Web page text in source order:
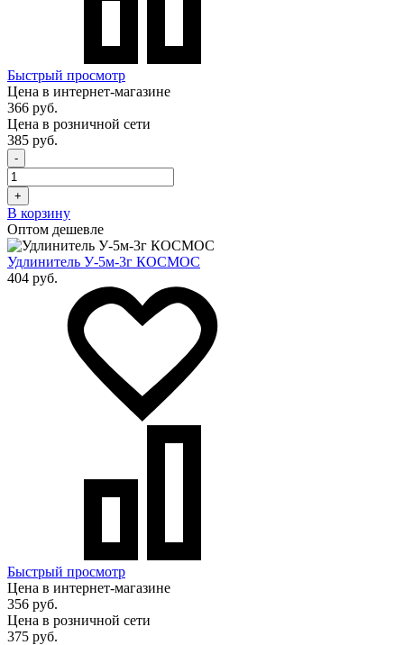
Быстрый просмотр
Цена в интернет-магазине
366 руб.
Цена в розничной сети
385 руб.
-
+
В корзину
Оптом дешевле
Удлинитель У-5м-3г КОСМОС
404 руб.
Быстрый просмотр
Цена в интернет-магазине
356 руб.
Цена в розничной сети
375 руб.